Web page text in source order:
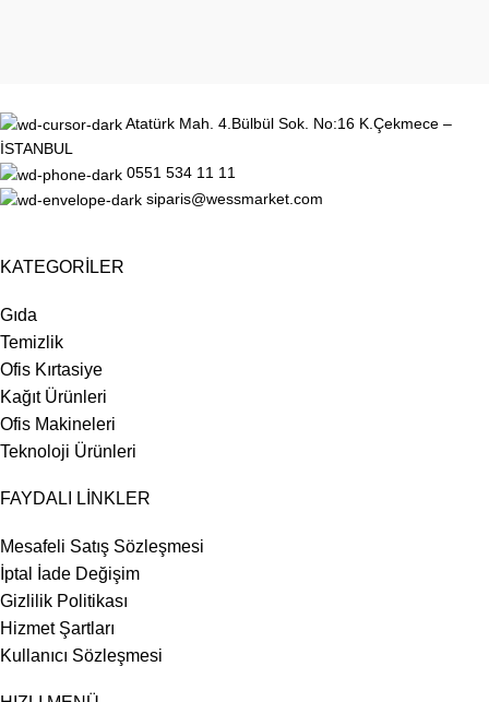
Atatürk Mah. 4.Bülbül Sok. No:16 K.Çekmece –
İSTANBUL
0551 534 11 11
siparis@wessmarket.com
KATEGORİLER
Gıda
Temizlik
Ofis Kırtasiye
Kağıt Ürünleri
Ofis Makineleri
Teknoloji Ürünleri
FAYDALI LİNKLER
Mesafeli Satış Sözleşmesi
İptal İade Değişim
Gizlilik Politikası
Hizmet Şartları
Kullanıcı Sözleşmesi